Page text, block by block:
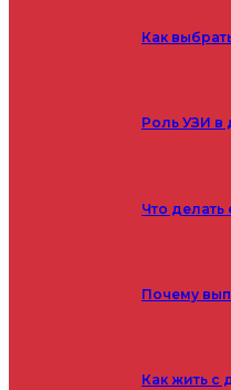
Как
Роль УЗИ в
Что
Почему
Как жить с